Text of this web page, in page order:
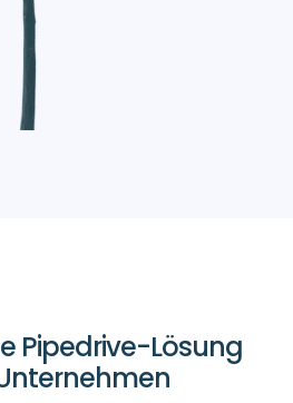
Pipedrive-Lösung